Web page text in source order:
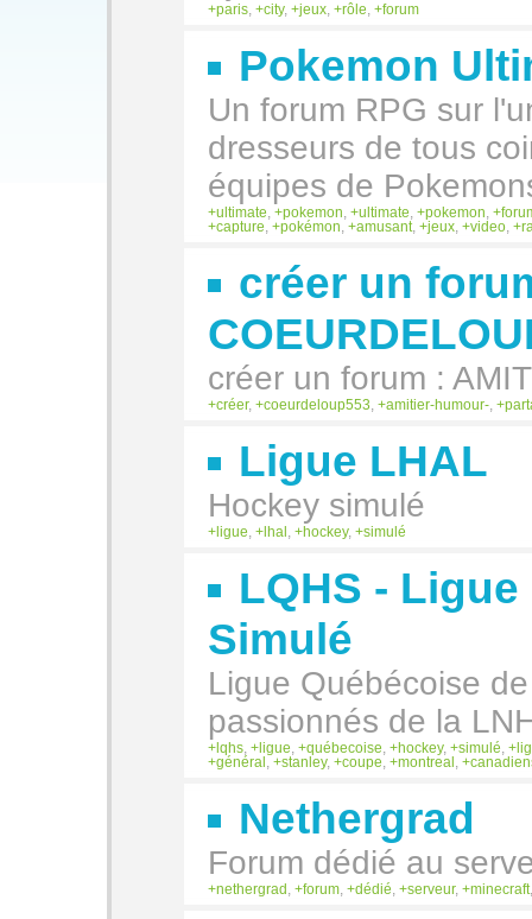
paris city, jeux rôle forum
Pokemon
Un forum RPG sur
dresseurs de tous
équipes de
ultimate pokemon ultimate pokemon
capture
pokémon amusant jeux video
créer un
créer un forum :
créer, coeurdeloup553 amitier-humour-
Ligue LHAL
Hockey simulé
ligue lhal hockey, simulé
LQHS -
Simulé
Ligue Québécoise
passionnés de la
lqhs ligue québecoise hockey, simulé
général
stanley, coupe montreal
Nethergrad
Forum dédié au
nethergrad forum dédié serveur, minecraft